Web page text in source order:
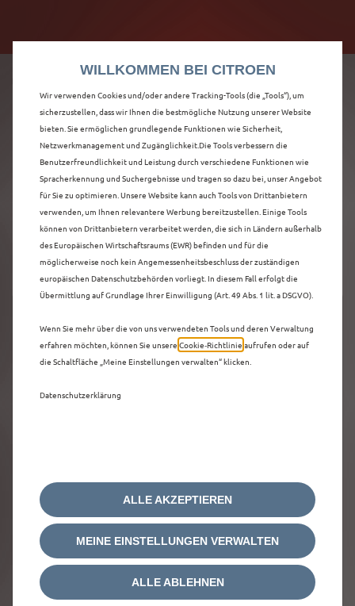
ENTDECKEN SIE ALLE
C5 X NEUWAGEN IN
MÜNSTER
WILLKOMMEN BEI CITROEN
Wir verwenden Cookies und/oder andere Tracking-Tools (die „Tools“), um
sicherzustellen, dass wir Ihnen die bestmögliche Nutzung unserer Website
bieten. Sie ermöglichen grundlegende Funktionen wie Sicherheit,
Netzwerkmanagement und Zugänglichkeit.Die Tools verbessern die
Benutzerfreundlichkeit und Leistung durch verschiedene Funktionen wie
Spracherkennung und Suchergebnisse und tragen so dazu bei, unser Angebot
für Sie zu optimieren. Unsere Website kann auch Tools von Drittanbietern
verwenden, um Ihnen relevantere Werbung bereitzustellen. Einige Tools
können von Drittanbietern verarbeitet werden, die sich in Ländern außerhalb
des Europäischen Wirtschaftsraums (EWR) befinden und für die
möglicherweise noch kein Angemessenheitsbeschluss der zuständigen
europäischen Datenschutzbehörden vorliegt. In diesem Fall erfolgt die
Übermittlung auf Grundlage Ihrer Einwilligung (Art. 49 Abs. 1 lit. a DSGVO).
Wenn Sie mehr über die von uns verwendeten Tools und deren Verwaltung
erfahren möchten, können Sie unsere Cookie‑Richtlinie aufrufen oder auf
die Schaltfläche „Meine Einstellungen verwalten“ klicken.
Datenschutzerklärung
MEINE EINSTELLUNGEN VERWALTEN
ALLE AKZEPTIEREN
ALLE ABLEHNEN